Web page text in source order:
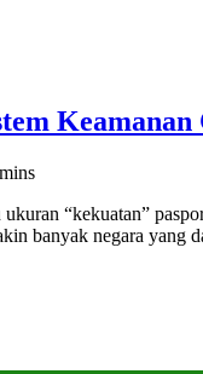
“kekuatan”
banyak negara yang